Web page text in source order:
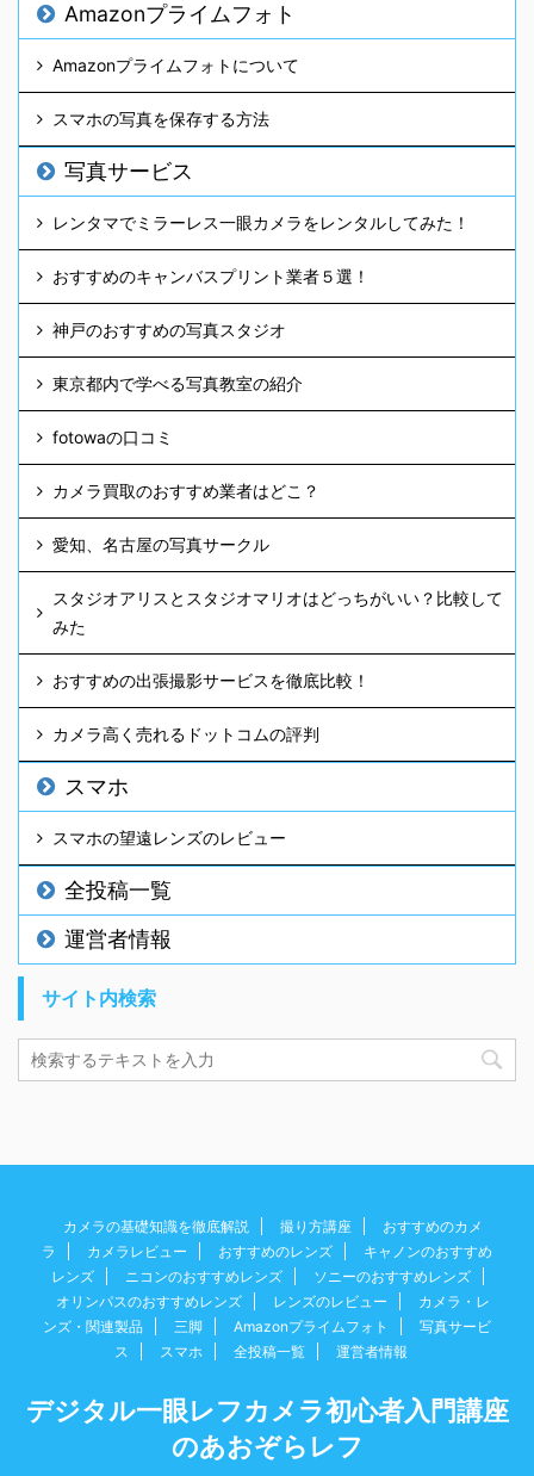
Amazonプライムフォト
Amazonプライムフォトについて
スマホの写真を保存する方法
写真サービス
レンタマでミラーレス一眼カメラをレンタルしてみた！
おすすめのキャンバスプリント業者５選！
神戸のおすすめの写真スタジオ
東京都内で学べる写真教室の紹介
fotowaの口コミ
カメラ買取のおすすめ業者はどこ？
愛知、名古屋の写真サークル
スタジオアリスとスタジオマリオはどっちがいい？比較して
みた
おすすめの出張撮影サービスを徹底比較！
カメラ高く売れるドットコムの評判
スマホ
スマホの望遠レンズのレビュー
全投稿一覧
運営者情報
サイト内検索
カメラの基礎知識を徹底解説 撮り方講座
おすすめのカメ
ラ
カメラレビュー おすすめのレンズ
キャノンのおすすめ
レンズ
ニコンのおすすめレンズ
ソニーのおすすめレンズ
オリンパスのおすすめレンズ
レンズのレビュー
カメラ・レ
ンズ・関連製品
三脚 Amazonプライムフォト
写真サービ
ス
スマホ 全投稿一覧 運営者情報
デジタル一眼レフカメラ初心者入門講座
のあおぞらレフ